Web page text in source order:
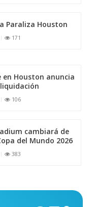
Paraliza Houston
171
Houston anuncia
106
cambiará de
del Mundo 2026
383